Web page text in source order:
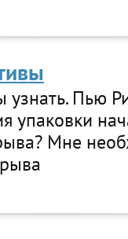
Пью
упаковки
Мне